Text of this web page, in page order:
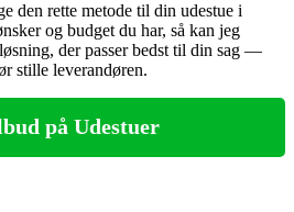
den rette metode til din udestue i
og budget du har, så kan jeg
der passer bedst til din sag —
stille leverandøren.
på Udestuer